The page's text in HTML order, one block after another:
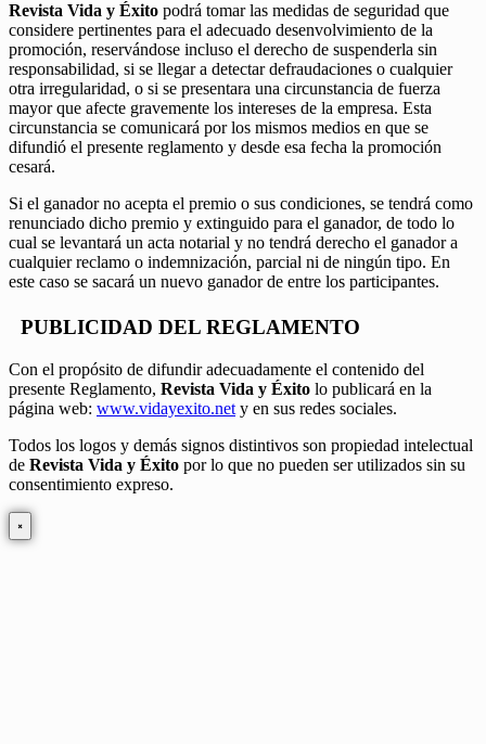
Revista Vida y Éxito podrá tomar las medidas de seguridad que
considere pertinentes para el adecuado desenvolvimiento de la
promoción, reservándose incluso el derecho de suspenderla sin
responsabilidad, si se llegar a detectar defraudaciones o cualquier
otra irregularidad, o si se presentara una circunstancia de fuerza
mayor que afecte gravemente los intereses de la empresa. Esta
circunstancia se comunicará por los mismos medios en que se
difundió el presente reglamento y desde esa fecha la promoción
cesará.
Si el ganador no acepta el premio o sus condiciones, se tendrá como
renunciado dicho premio y extinguido para el ganador, de todo lo
cual se levantará un acta notarial y no tendrá derecho el ganador a
cualquier reclamo o indemnización, parcial ni de ningún tipo. En
este caso se sacará un nuevo ganador de entre los participantes.
PUBLICIDAD DEL REGLAMENTO
Con el propósito de difundir adecuadamente el contenido del
presente Reglamento, Revista Vida y Éxito lo publicará en la
página web: www.vidayexito.net y en sus redes sociales.
Todos los logos y demás signos distintivos son propiedad intelectual
de Revista Vida y Éxito por lo que no pueden ser utilizados sin su
consentimiento expreso.
×